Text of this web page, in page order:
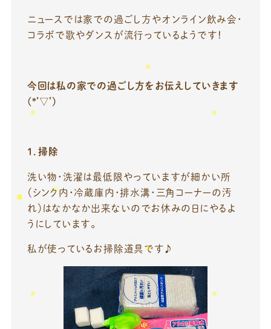
ニュースでは家での過ごし方やオンライン飲み会・
コラボで歌やダンスが流行っているようです！
今回は私の家での過ごし方をお伝えしていきます
(*’▽’)
1．掃除
洗い物・洗濯は最低限やっていますが細かい所
（シンク内・冷蔵庫内・排水溝・三角コーナーの汚
れ）はなかなか出来ないのでお休みの日にやるよ
うにしています。
私が使っているお掃除道具です♪